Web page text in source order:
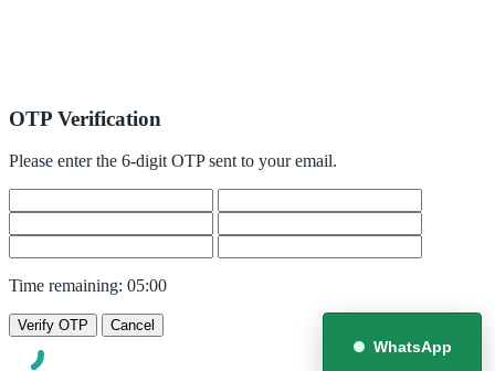
OTP Verification
Please enter the 6-digit OTP sent to your email.
Time remaining: 05:00
Verify OTP Cancel
WhatsApp